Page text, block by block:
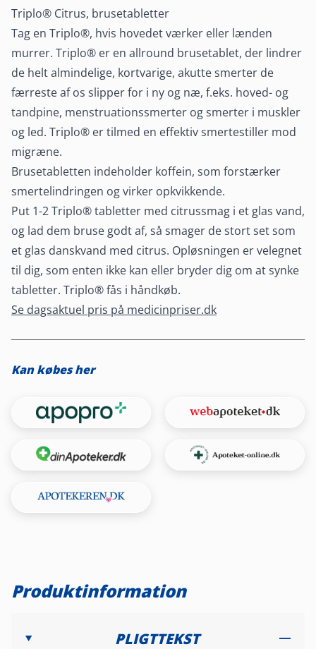
Triplo® Citrus, brusetabletter
Tag en Triplo®, hvis hovedet værker eller lænden
murrer. Triplo® er en allround brusetablet, der lindrer
de helt almindelige, kortvarige, akutte smerter de
færreste af os slipper for i ny og næ, f.eks. hoved- og
tandpine, menstruationssmerter og smerter i muskler
og led. Triplo® er tilmed en effektiv smertestiller mod
migræne.
Brusetabletten indeholder koffein, som forstærker
smertelindringen og virker opkvikkende.
Put 1-2 Triplo® tabletter med citrussmag i et glas vand,
og lad dem bruse godt af, så smager de stort set som
et glas danskvand med citrus. Opløsningen er velegnet
til dig, som enten ikke kan eller bryder dig om at synke
tabletter. Triplo® fås i håndkøb.
Se dagsaktuel pris på medicinpriser.dk
Kan købes her
Produktinformation
PLIGTTEKST